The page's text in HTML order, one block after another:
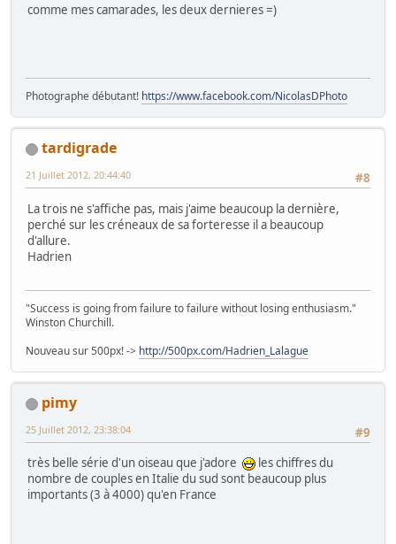
comme mes camarades, les deux dernieres =)
Photographe débutant! https://www.facebook.com/NicolasDPhoto
tardigrade
#8
21 Juillet 2012, 20:44:40
La trois ne s'affiche pas, mais j'aime beaucoup la dernière,
perché sur les créneaux de sa forteresse il a beaucoup
d'allure.
Hadrien
"Success is going from failure to failure without losing enthusiasm."
Winston Churchill.
Nouveau sur 500px! -> http://500px.com/Hadrien_Lalague
pimy
#9
25 Juillet 2012, 23:38:04
très belle série d'un oiseau que j'adore
les chiffres du
nombre de couples en Italie du sud sont beaucoup plus
importants (3 à 4000) qu'en France